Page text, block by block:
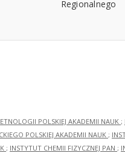
POLSKIEJ AKADEMII NAUK ;
POLSKIEJ AKADEMII NAUK ;
; INSTYTUT CHEMII FIZYCZNEJ PAN ;